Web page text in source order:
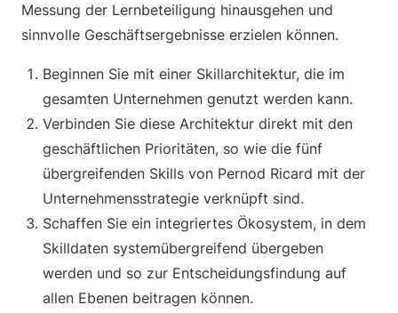
Messung der Lernbeteiligung hinausgehen und
sinnvolle Geschäftsergebnisse erzielen können.
Beginnen Sie mit einer Skillarchitektur, die im
gesamten Unternehmen genutzt werden kann.
Verbinden Sie diese Architektur direkt mit den
geschäftlichen Prioritäten, so wie die fünf
übergreifenden Skills von Pernod Ricard mit der
Unternehmensstrategie verknüpft sind.
Schaffen Sie ein integriertes Ökosystem, in dem
Skilldaten systemübergreifend übergeben
werden und so zur Entscheidungsfindung auf
allen Ebenen beitragen können.